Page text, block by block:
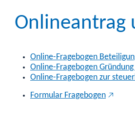
Onlineantrag
Online-Fragebogen
Online-Fragebogen
Online-Fragebogen zur
Formular Fragebogen